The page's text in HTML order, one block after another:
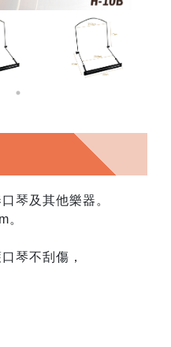
琴及其他樂器。
。
琴不刮傷，